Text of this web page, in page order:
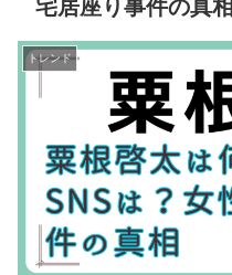
宅居座り事件の真相
トレンド